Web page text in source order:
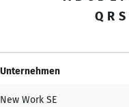
Q R S
Unternehmen
New Work SE